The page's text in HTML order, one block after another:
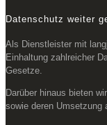
Datenschutz weiter
Als Dienstleister mit
Einhaltung zahlreicher
Gesetze.
Darüber hinaus bieten
sowie deren Umsetzung